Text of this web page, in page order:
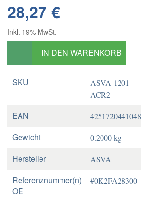
28,27 €
Inkl. 19% MwSt.
IN DEN WARENKORB
SKU
ASVA-1201-
ACR2
EAN 4251720441048
Gewicht 0.2000 kg
Hersteller ASVA
Referenznummer(n)
OE
#0K2FA28300